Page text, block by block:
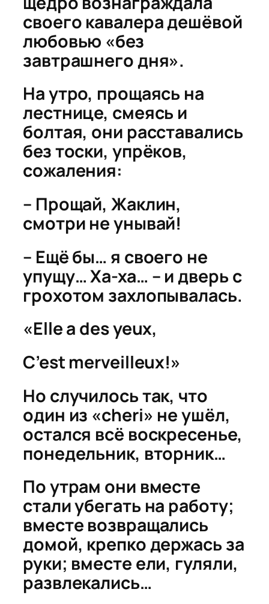
своего кавалера дешёвой
любовью «без
завтрашнего дня».
На утро, прощаясь на
лестнице, смеясь и
болтая, они расставались
без тоски, упрёков,
сожаления:
– Прощай, Жаклин,
смотри не унывай!
– Ещё бы… я своего не
упущу… Ха-ха… – и дверь с
грохотом захлопывалась.
«Elle a des yeux,
C’est merveilleux!»
Но случилось так, что
один из «cheri» не ушёл,
остался всё воскресенье,
понедельник, вторник…
По утрам они вместе
стали убегать на работу;
вместе возвращались
домой, крепко держась за
руки; вместе ели, гуляли,
развлекались…